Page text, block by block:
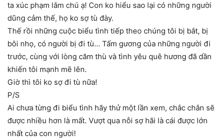
ta xúc phạm lắm chú ạ! Con ko hiểu sao lại có những người
dũng cảm thế, họ ko sợ tù đày.
Thế rồi những cuộc biểu tình tiếp theo chúng tôi bị bắt, bị
bôi nhọ, có người bị đi tù… Tấm gương của những người đi
trước, cùng với lòng căm thù và tình yêu quê hương đã dần
khiến tôi mạnh mẽ lên.
Giờ thì tôi ko sợ đi tù nữa!
P/S
Ai chưa từng đi biểu tình hãy thử một lần xem, chắc chắn sẽ
được nhiều hơn là mất. Vượt qua nỗi sợ hãi là cái được lớn
nhất của con người!